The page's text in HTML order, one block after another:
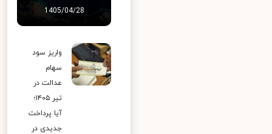
1405/04/28
واریز سود
سهام
عدالت در
تیر ۱۴۰۵؛
آیا پرداخت
جدیدی در